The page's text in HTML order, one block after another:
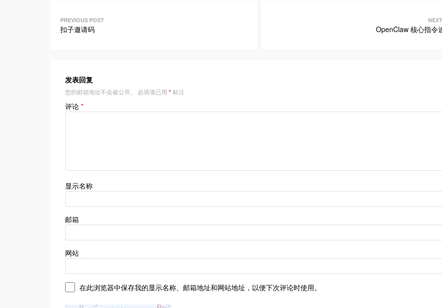
章扣子邀请码 OpenClaw 核心指令
发表回复
您的邮箱地址不会被公开。 必填项已用 * 标注
评论 *
显示名称
邮箱
网站
在此浏览器中保存我的显示名称、邮箱地址和网站地址，以便下次评论时使用。